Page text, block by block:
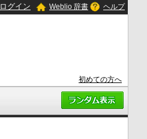
ログイン Weblio 辞書 ヘルプ
初めての方へ